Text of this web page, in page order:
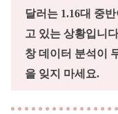
달러는 1.16대 중
고 있는 상황입니
창 데이터 분석이
을 잊지 마세요.